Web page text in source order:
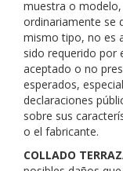
muestra o
ordinariamente se
mismo tipo, no es
sido requerido por
aceptado o no
esperados,
declaraciones
sobre sus
o el fabricante.
COLLADO